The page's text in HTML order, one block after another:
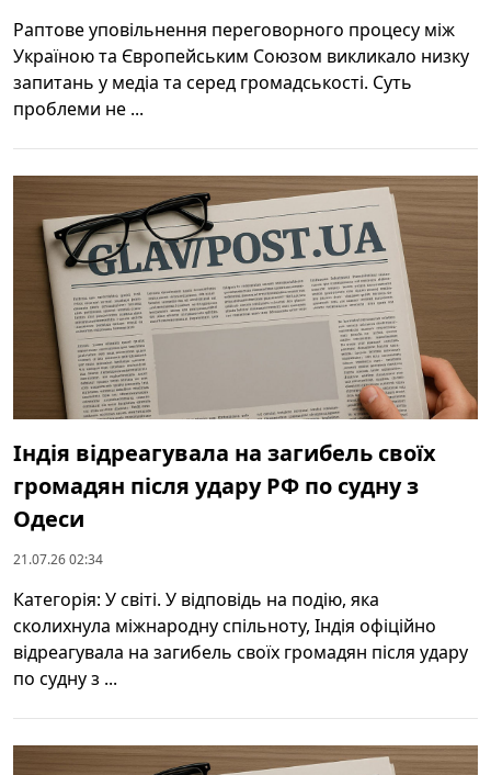
Раптове уповільнення переговорного процесу між
Україною та Європейським Союзом викликало низку
запитань у медіа та серед громадськості. Суть
проблеми не ...
Індія відреагувала на загибель своїх
громадян після удару РФ по судну з
Одеси
21.07.26 02:34
Категорія: У світі. У відповідь на подію, яка
сколихнула міжнародну спільноту, Індія офіційно
відреагувала на загибель своїх громадян після удару
по судну з ...